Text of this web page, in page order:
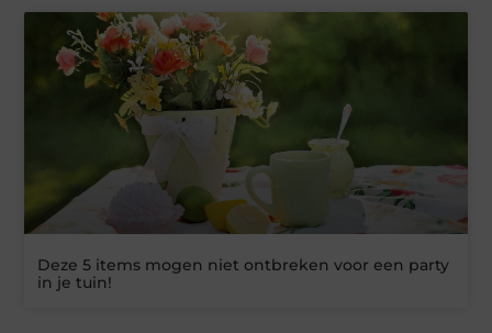
Deze 5 items mogen niet ontbreken voor een party
in je tuin!